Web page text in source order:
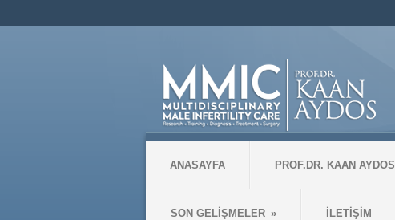
ANASAYFA PROF.DR. KAAN AYDOS
SON GELİŞMELER » İLETİŞİM